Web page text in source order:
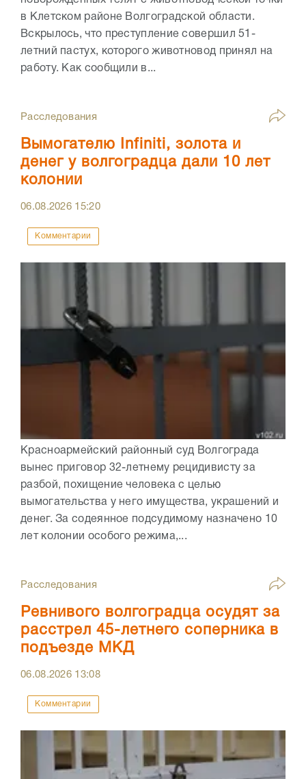
в Клетском районе Волгоградской области.
Вскрылось, что преступление совершил 51-
летний пастух, которого животновод принял на
работу. Как сообщили в...
Расследования
Вымогателю Infiniti, золота и
денег у волгоградца дали 10 лет
колонии
06.08.2026 15:20
Комментарии
Красноармейский районный суд Волгограда
вынес приговор 32-летнему рецидивисту за
разбой, похищение человека с целью
вымогательства у него имущества, украшений и
денег. За содеянное подсудимому назначено 10
лет колонии особого режима,...
Расследования
Ревнивого волгоградца осудят за
расстрел 45-летнего соперника в
подъезде МКД
06.08.2026 13:08
Комментарии